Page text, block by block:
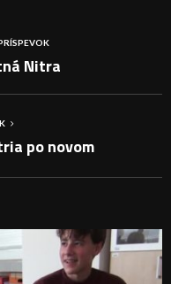
Nitra
po novom